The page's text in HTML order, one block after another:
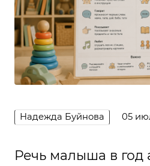
Надежда Буйнова 05
Речь малыша в год